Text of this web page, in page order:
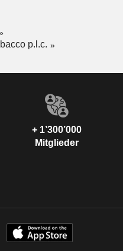
p.l.c.
+ 1’300’000
Mitglieder